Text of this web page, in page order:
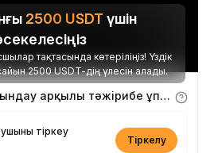
2500 USDT үшін
тақтасында көтеріліңіз! Үздік
сайын 2500 USDT-дің үлесін алады.
Тапсырмаларды орындау арқылы тәжірибе ұпайларын алыңыз
тіркеу
Тіркелу